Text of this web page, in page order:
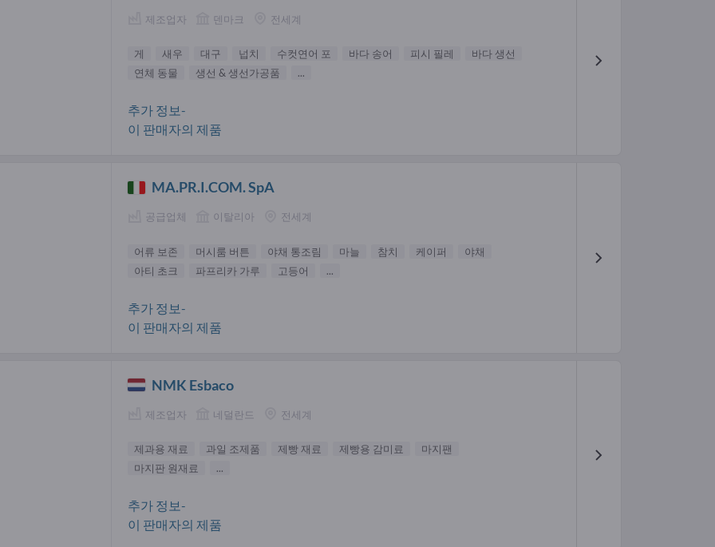
제조업자 덴마크 전세계
게 새우 대구 넙치 수컷연어 포 바다 송어 피시 필레
바다 생선
연체 동물
생선 & 생선가공품 ...
추가 정보-
이 판매자의 제품
MA.PR.I.COM. SpA
공급업체 이탈리아 전세계
어류 보존 머시룸 버튼 야채 통조림 마늘 참치 케이퍼
야채
아티 초크
파프리카 가루 고등어 ...
추가 정보-
이 판매자의 제품
NMK Esbaco
제조업자 네덜란드 전세계
제과용 재료 과일 조제품 제빵 재료 제빵용 감미료
마지팬
마지판 원재료
...
추가 정보-
이 판매자의 제품